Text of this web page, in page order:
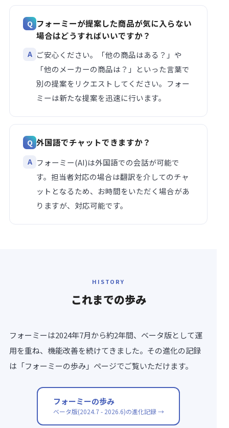
フォーミーが提案した商品が気に入らない
場合はどうすればいいですか？
ご安心ください。「他の商品はある？」や
「他のメーカーの商品は？」といった言葉で
別の提案をリクエストしてください。フォー
ミーは新たな提案を迅速に行います。
外国語でチャットできますか？
フォーミー(AI)は外国語での会話が可能で
す。担当者対応の場合は翻訳を介してのチャ
ットとなるため、お時間をいただく場合があ
りますが、対応可能です。
HISTORY
これまでの歩み
フォーミーは2024年7月から約2年間、ベータ版として運
用を重ね、機能改善を続けてきました。その進化の記録
は「フォーミーの歩み」ページでご覧いただけます。
フォーミーの歩み
ベータ版(2024.7 - 2026.6)の進化記録 →